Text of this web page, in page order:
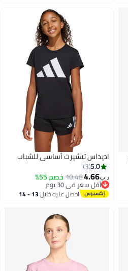
اديداس تيشيرت أساسي للشباب
5.0
3
د.ب‏4.66
10.48خصم 55%
أقل سعر في 30 يوم
أقل سعر في 30 يوماحصل عليه خلال 13 - 14